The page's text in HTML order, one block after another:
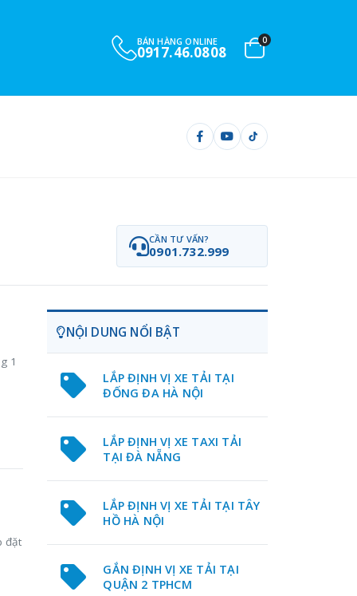
BÁN HÀNG ONLINE
0917.46.0808
0
CẦN TƯ VẤN?
0901.732.999
1
đặt
NỘI DUNG NỔI BẬT
LẮP ĐỊNH VỊ XE TẢI TẠI
ĐỐNG ĐA HÀ NỘI
LẮP ĐỊNH VỊ XE TAXI TẢI
TẠI ĐÀ NẴNG
LẮP ĐỊNH VỊ XE TẢI TẠI TÂY
HỒ HÀ NỘI
GẮN ĐỊNH VỊ XE TẢI TẠI
QUẬN 2 TPHCM